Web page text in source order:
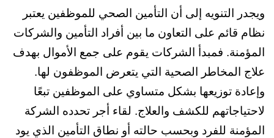
ويجدر التنويه إلى أن التأمين الصحي للموظفين يعتبر
نظام قائم على التعاون ما بين أفراد التأمين والشركات
المؤمنة. فمبدأ الشركات يقوم على جمع الأموال بهدف
علاج المخاطر الصحية التي يتعرض الموظفون لها.
وإعادة توزيعها بشكل متساوي على الموظفين تبعًا
لاحتياجاتهم للكشف والعلاج. لقاء أجر تحدده الشركة
المؤمنة للفرد وبحسب حالته أو نطاق التأمين الذي يود